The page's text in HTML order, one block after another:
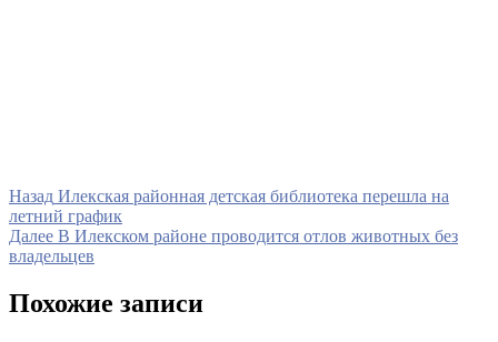
Навигация
по
записям
Назад Предыдущая
запись
Илекская районная детская библиотека перешла на
летний график
Далее Следующая
запись
В Илекском районе проводится отлов животных без
владельцев
Похожие записи